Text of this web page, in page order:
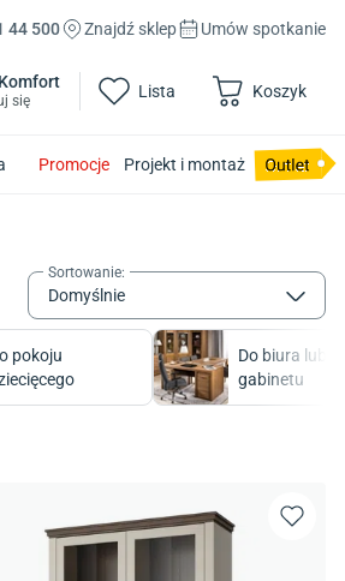
44 500 Znajdź sklep Umów spotkanie
się Lista Koszyk
Promocje Projekt i montaż
Sortowanie:
Domyślnie
pokoju
Do biura lub
gabinetu